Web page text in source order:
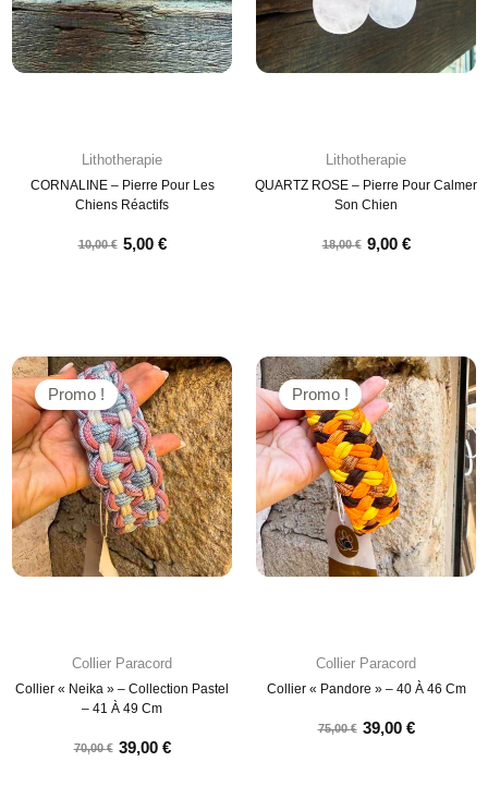
Lithotherapie
CORNALINE – Pierre Pour Les
Chiens Réactifs
10,00€ 5,00 €
Lithotherapie
QUARTZ ROSE – Pierre Pour Calmer
Son Chien
18,00€ 9,00 €
Collier Paracord
Collier « Neika » – Collection Pastel
– 41 À 49 Cm
70,00€ 39,00 €
Promo !
Collier Paracord
Collier « Pandore » – 40 À 46 Cm
75,00€ 39,00 €
Promo !